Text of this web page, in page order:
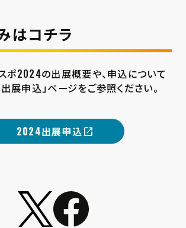
はコチラ
ポ2024の出展概要や、申込について
展申込」ページをご参照ください。
2024出展申込